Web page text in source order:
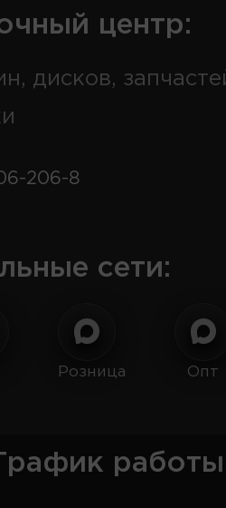
центр:
дисков,
206-8
сети:
Розница Опт